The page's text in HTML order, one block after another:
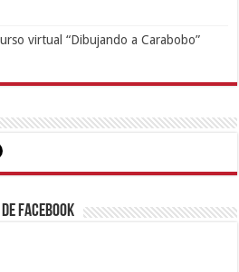
virtual “Dibujando a Carabobo”
Facebook